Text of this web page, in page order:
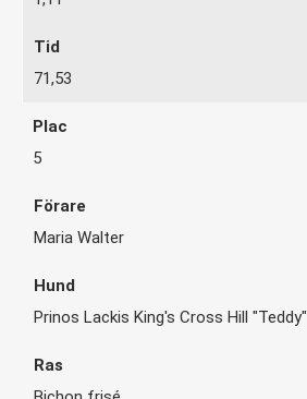
71,53
5
Maria Walter
Prinos Lackis King's Cross Hill "Teddy"